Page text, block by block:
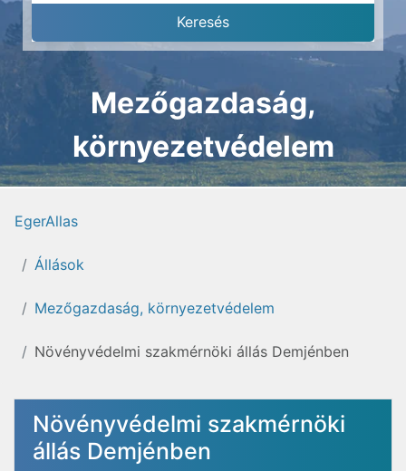
Mezőgazdaság,
környezetvédelem
EgerAllas
Állások
Mezőgazdaság, környezetvédelem
Növényvédelmi szakmérnöki állás Demjénben
Növényvédelmi szakmérnöki
állás Demjénben